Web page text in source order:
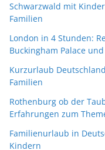
Schwarzwald mit
Familien
London in 4 Stunden:
Buckingham Palace
Kurzurlaub
Familien
Rothenburg ob der
Erfahrungen zum
Familienurlaub in
Kindern